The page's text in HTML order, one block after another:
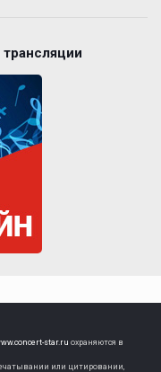
star.ru охраняются в
или цитировании,